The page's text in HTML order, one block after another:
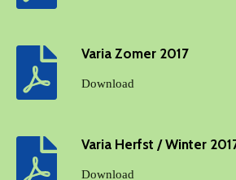
Varia Zomer 2017
Download
Varia Herfst / Winter
Download